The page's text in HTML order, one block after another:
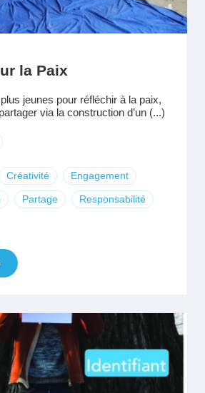
la Paix
jeunes pour réfléchir à la paix,
via la construction d’un (...)
Créativité Engagement
Partage Responsabilité